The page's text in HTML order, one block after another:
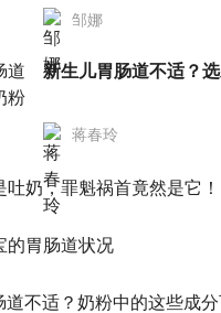
邹娜
新生儿胃肠道不适？
蒋春玲
吐奶，罪魁祸首竟然是它！
的胃肠道状况